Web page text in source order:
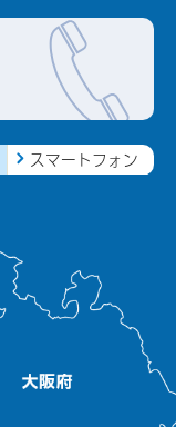
スマートフォン